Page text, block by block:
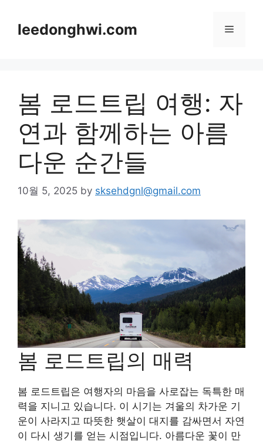
contentleedonghwi.com Menu
봄 로드트립 여행: 자
연과 함께하는 아름
다운 순간들
10월 5, 2025 by sksehdgnl@gmail.com
봄 로드트립의 매력
봄 로드트립은 여행자의 마음을 사로잡는 독특한 매
력을 지니고 있습니다. 이 시기는 겨울의 차가운 기
운이 사라지고 따뜻한 햇살이 대지를 감싸면서 자연
이 다시 생기를 얻는 시점입니다. 아름다운 꽃이 만